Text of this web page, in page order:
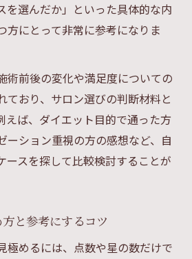
を選んだか」といった具体的な内
方にとって非常に参考になりま
術前後の変化や満足度についての
ており、サロン選びの判断材料と
えば、ダイエット目的で通った方
ーション重視の方の感想など、自
ースを探して比較検討することが
と参考にするコツ
極めるには、点数や星の数だけで